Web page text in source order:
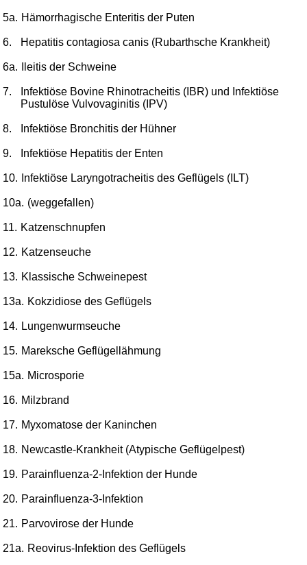
5a. Hämorrhagische Enteritis der Puten
6. Hepatitis contagiosa canis (Rubarthsche Krankheit)
6a. Ileitis der Schweine
7.
Infektiöse Bovine Rhinotracheitis (IBR) und Infektiöse
Pustulöse Vulvovaginitis (IPV)
8. Infektiöse Bronchitis der Hühner
9. Infektiöse Hepatitis der Enten
10. Infektiöse Laryngotracheitis des Geflügels (ILT)
10a. (weggefallen)
11. Katzenschnupfen
12. Katzenseuche
13. Klassische Schweinepest
13a. Kokzidiose des Geflügels
14. Lungenwurmseuche
15. Mareksche Geflügellähmung
15a. Microsporie
16. Milzbrand
17. Myxomatose der Kaninchen
18. Newcastle-Krankheit (Atypische Geflügelpest)
19. Parainfluenza-2-Infektion der Hunde
20. Parainfluenza-3-Infektion
21. Parvovirose der Hunde
21a. Reovirus-Infektion des Geflügels